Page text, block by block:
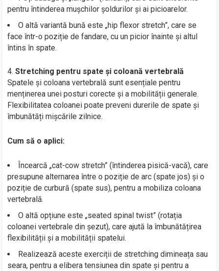
pentru întinderea mușchilor șoldurilor și ai picioarelor.
O altă variantă bună este „hip flexor stretch”, care se
face într-o poziție de fandare, cu un picior înainte și altul
întins în spate.
Stretching pentru spate și coloană vertebrală
Spatele și coloana vertebrală sunt esențiale pentru
menținerea unei posturi corecte și a mobilității generale.
Flexibilitatea coloanei poate preveni durerile de spate și
îmbunătăți mișcările zilnice.
Cum să o aplici:
Încearcă „cat-cow stretch” (întinderea pisică-vacă), care
presupune alternarea între o poziție de arc (spate jos) și o
poziție de curbură (spate sus), pentru a mobiliza coloana
vertebrală.
O altă opțiune este „seated spinal twist” (rotația
coloanei vertebrale din șezut), care ajută la îmbunătățirea
flexibilității și a mobilității spatelui.
Realizează aceste exerciții de stretching dimineața sau
seara, pentru a elibera tensiunea din spate și pentru a